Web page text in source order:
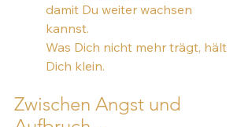
damit Du weiter wachsen
kannst.
Was Dich nicht mehr trägt, hält
Dich klein.
Zwischen Angst und